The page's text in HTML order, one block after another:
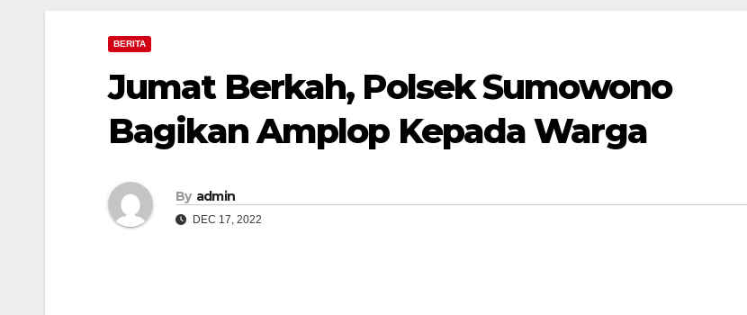
BERITA
Jumat Berkah, Polsek Sumowono
Bagikan Amplop Kepada Warga
By admin
DEC 17, 2022